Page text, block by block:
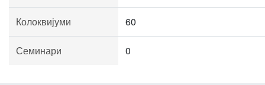
Колоквијуми 60
Семинари 0